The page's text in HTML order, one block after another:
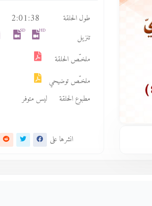
طول الحلقة 2:01:38
تنزيل
HD
SD
ملخـّص الحلقة
ملخـّص توضيحي
مطبوع الحلقة
ليس متوفر
انشرها على